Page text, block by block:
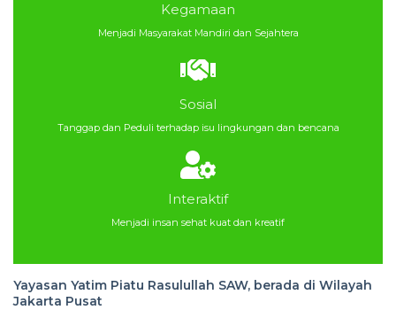
Kegamaan
Menjadi Masyarakat Mandiri dan Sejahtera
Sosial
Tanggap dan Peduli terhadap isu lingkungan dan bencana
Interaktif
Menjadi insan sehat kuat dan kreatif
Yayasan Yatim Piatu Rasulullah SAW, berada di Wilayah
Jakarta Pusat